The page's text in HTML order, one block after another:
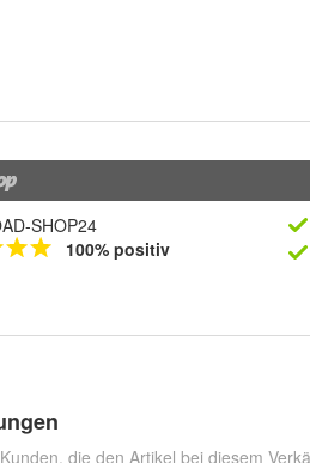
SHOP24
100% positiv
die den Artikel bei diesem